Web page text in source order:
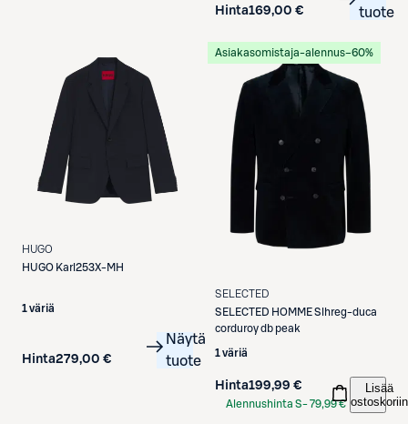
Hinta169,00 €
tuote
HUGO
HUGO Karl253X-MH
1 väriä
Hinta279,00 €
Näytä
tuote
Asiakasomistaja-alennus−60%
SELECTED
SELECTED HOMME Slhreg-duca
corduroy db peak
1 väriä
Hinta199,99 €
Alennushinta S-79,99 €
Lisää
ostoskoriin